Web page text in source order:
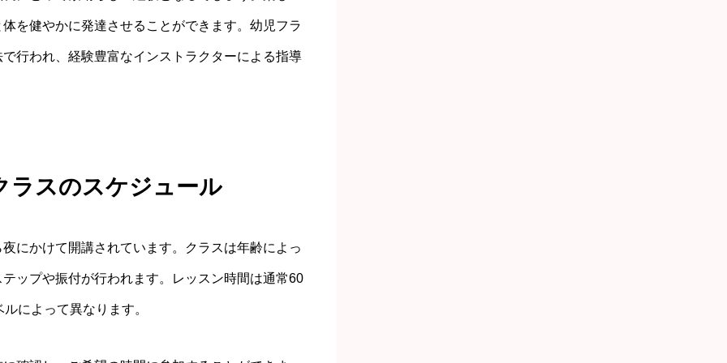
を健やかに発達させることができます。幼児フラ
行われ、経験豊富なインストラクターによる指導
ラスのスケジュール
にかけて開講されています。クラスは年齢によっ
ップや振付が行われます。レッスン時間は通常60
によって異なります。